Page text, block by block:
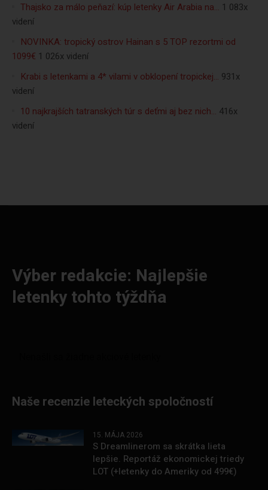
Thajsko za málo peňazí: kúp letenky Air Arabia na… 1 083x
videní
NOVINKA: tropický ostrov Hainan s 5 TOP rezortmi od
1099€ 1 026x videní
Krabi s letenkami a 4* vilami v obklopení tropickej… 931x
videní
10 najkrajších tatranských túr s deťmi aj bez nich… 416x
videní
Výber redakcie: Najlepšie
letenky tohto týždňa
Naše recenzie leteckých spoločností
15. MÁJA 2026
S Dreamlinerom sa skrátka lieta
lepšie. Reportáž ekonomickej triedy
LOT (+letenky do Ameriky od 499€)